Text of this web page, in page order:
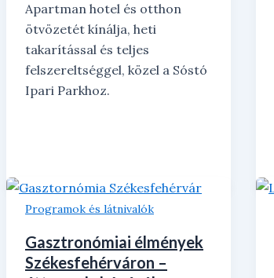
Apartman hotel és otthon
ötvözetét kínálja, heti
takarítással és teljes
felszereltséggel, közel a Sóstó
Ipari Parkhoz.
Programok és látnivalók
Gasztronómiai élmények
Székesfehérváron –